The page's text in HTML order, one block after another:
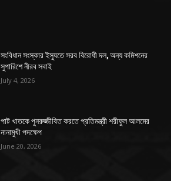
সংবিধান সংস্কার ইস্যুতে সরব বিরোধী দল, অন্য কমিশনের
সুপারিশে নীরব সবাই
July 4, 2026
পাট খাতকে পুনরুজ্জীবিত করতে প্রতিমন্ত্রী শরীফুল আলমের
নানামুখী পদক্ষেপ
June 20, 2026